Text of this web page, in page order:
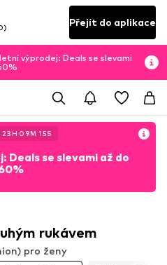
Přejít do aplikace
výprodej: Deals se slevami
23H 09M 13S
Deals se slevami až do
rukávem
pro ženy